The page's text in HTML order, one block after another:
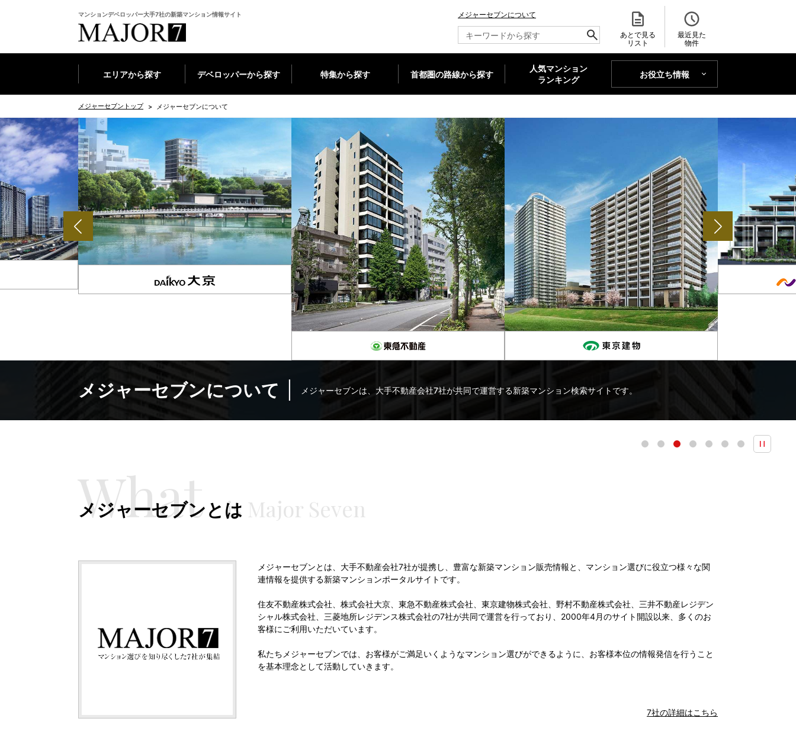
マンションデベロッパー大手7社の新築マンション情報サイト
メジャーセブンについて
あとで見る
リスト
最近見た
物件
エリアから探す デベロッパーから探す 特集から探す 首都圏の路線から探す
人気マンション
ランキング
お役立ち情報
MAJOR'S BLOG
メジャーセブントップ メジャーセブンについて
メジャーセブンについて メジャーセブンは、大手不動産会社7社が共同で運営する新築マンション検索サイトです。
メジャーセブンとは
メジャーセブンとは、大手不動産会社7社が提携し、豊富な新築マンション販売情報と、マンション選びに役立つ様々な関
連情報を提供する新築マンションポータルサイトです。
住友不動産株式会社、株式会社大京、東急不動産株式会社、東京建物株式会社、野村不動産株式会社、三井不動産レジデン
シャル株式会社、三菱地所レジデンス株式会社の7社が共同で運営を行っており、2000年4月のサイト開設以来、多くのお
客様にご利用いただいています。
私たちメジャーセブンでは、お客様がご満足いくようなマンション選びができるように、お客様本位の情報発信を行うこと
を基本理念として活動していきます。
7社の詳細はこちら